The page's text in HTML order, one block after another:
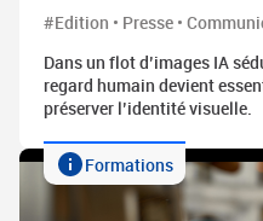
#Edition • Presse •
Dans un flot d’images IA
regard humain devient
préserver l’identité visuelle.
Formations